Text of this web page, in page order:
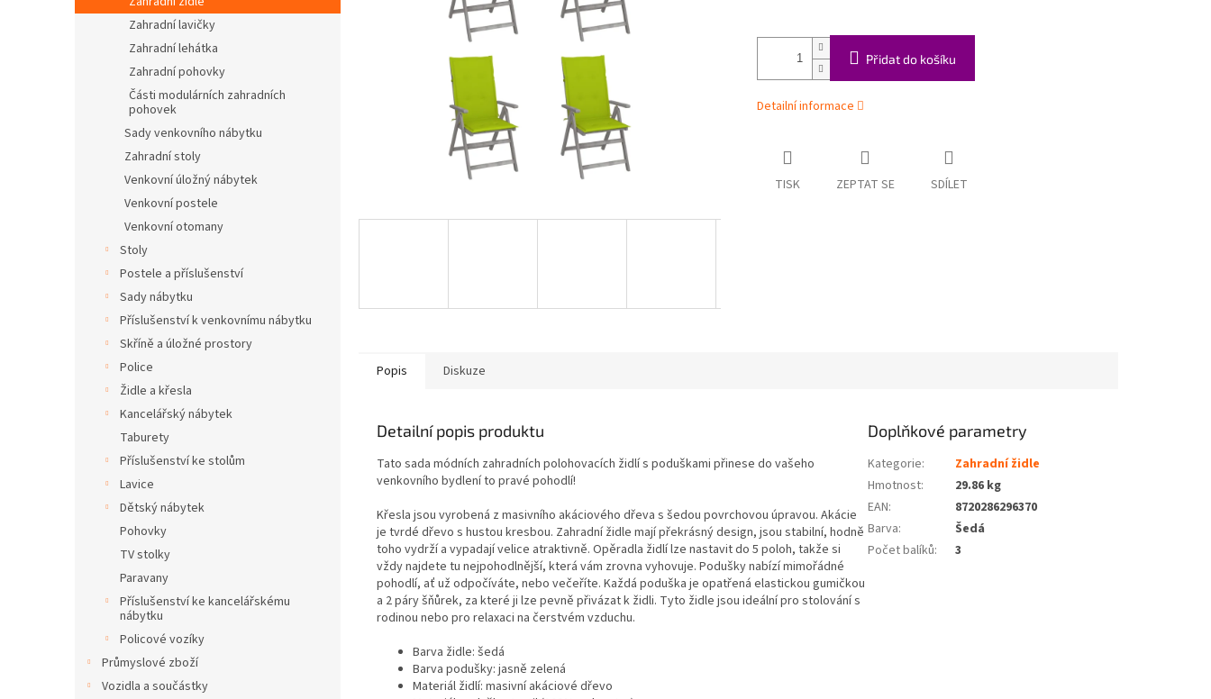
a
Zahradní lavičky
Zahradní lehátka
Zahradní pohovky
Části modulárních zahradních
pohovek
Sady venkovního nábytku
Zahradní stoly
Venkovní úložný nábytek
Venkovní postele
Venkovní otomany
Stoly
Postele a příslušenství
Sady nábytku
Příslušenství k venkovnímu nábytku
Skříně a úložné prostory
Police
Židle a křesla
Kancelářský nábytek
Taburety
Příslušenství ke stolům
Lavice
Dětský nábytek
Pohovky
TV stolky
Paravany
Příslušenství ke kancelářskému
nábytku
Policové vozíky
Průmyslové zboží
Vozidla a součástky
Přidat do košíku
Detailní informace
TISK ZEPTAT SE SDÍLET
Popis Diskuze
Detailní popis produktu
Tato sada módních zahradních polohovacích židlí s poduškami přinese do vašeho
venkovního bydlení to pravé pohodlí!
Křesla jsou vyrobená z masivního akáciového dřeva s šedou povrchovou úpravou. Akácie
je tvrdé dřevo s hustou kresbou. Zahradní židle mají překrásný design, jsou stabilní, hodně
toho vydrží a vypadají velice atraktivně. Opěradla židlí lze nastavit do 5 poloh, takže si
vždy najdete tu nejpohodlnější, která vám zrovna vyhovuje. Podušky nabízí mimořádné
pohodlí, ať už odpočíváte, nebo večeříte. Každá poduška je opatřená elastickou gumičkou
a 2 páry šňůrek, za které ji lze pevně přivázat k židli. Tyto židle jsou ideální pro stolování s
rodinou nebo pro relaxaci na čerstvém vzduchu.
Barva židle: šedá
Barva podušky: jasně zelená
Materiál židlí: masivní akáciové dřevo
Doplňkové parametry
Kategorie:
Zahradní židle
Hmotnost:
29.86 kg
EAN:
8720286296370
Barva:
Šedá
Počet balíků: 3